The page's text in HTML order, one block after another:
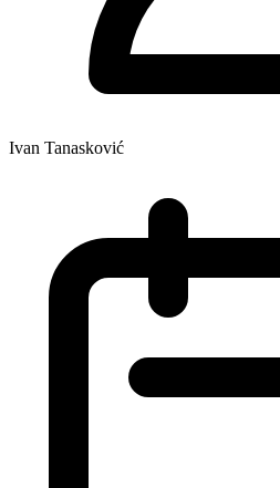
Ivan Tanasković